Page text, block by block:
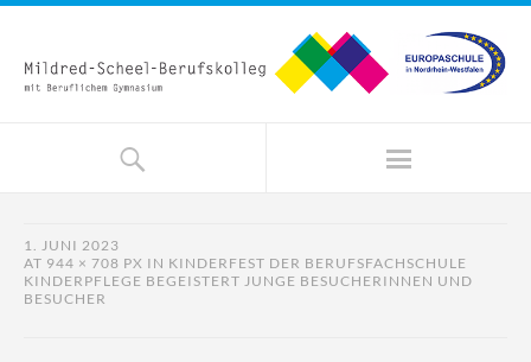
1. JUNI 2023
AT 944 × 708 PX IN KINDERFEST DER BERUFSFACHSCHULE
KINDERPFLEGE BEGEISTERT JUNGE BESUCHERINNEN UND
BESUCHER